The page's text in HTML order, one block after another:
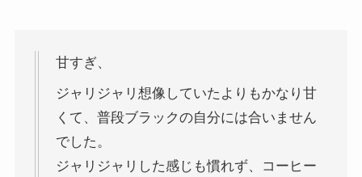
甘すぎ、
ジャリジャリ想像していたよりもかなり甘
くて、普段ブラックの自分には合いません
でした。
ジャリジャリした感じも慣れず、コーヒー